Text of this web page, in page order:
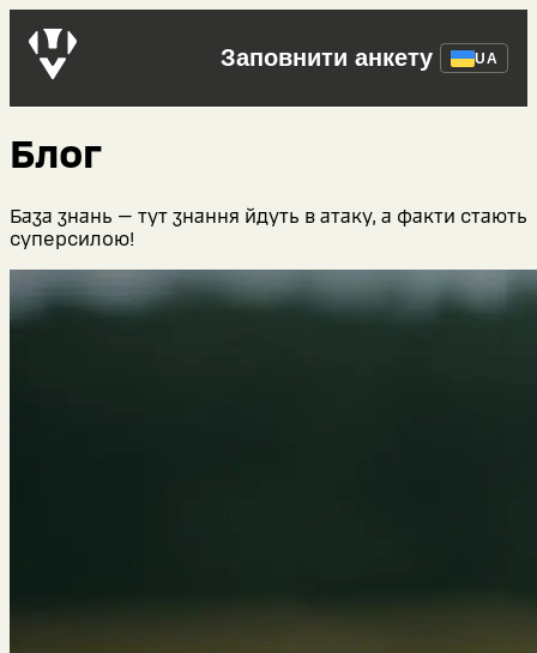
Заповнити анкету UA
Блог
База знань — тут знання йдуть в атаку, а факти стають
суперсилою!